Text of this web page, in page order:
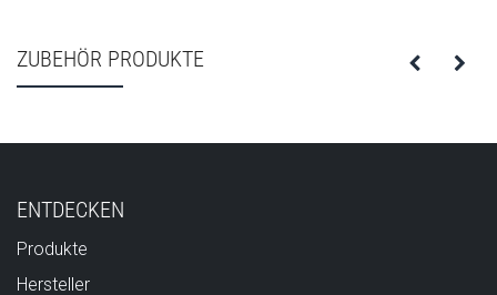
ZUBEHÖR PRODUKTE
ENTDECKEN
Produkte
Hersteller